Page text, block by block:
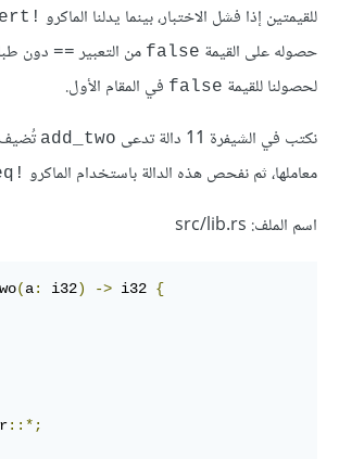
للقيمتين إذا فشل الاختبار، بينما يدلنا الماكرو
حصوله على القيمة false من التعبير == دون
لحصولنا للقيمة false في المقام الأول.
نكتب في الشيفرة 11 دالة تدعى
add_two
معاملها، ثم نفحص هذه الدالة باستخدام الماكرو
اسم الملف: src/lib.rs
(a: i32) -> i32 {
::*;